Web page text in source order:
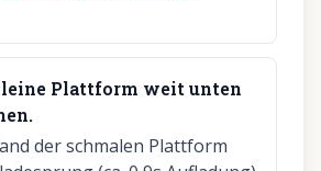
Plattform weit unten
der schmalen Plattform